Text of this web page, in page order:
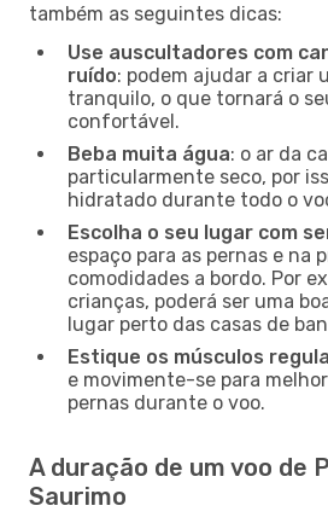
também as seguintes dicas:
Use auscultadores com
ruído: podem ajudar a criar
tranquilo, o que tornará o
confortável.
Beba muita água: o ar da
particularmente seco, por
hidratado durante todo o
Escolha o seu lugar com
espaço para as pernas e na
comodidades a bordo. Por
crianças, poderá ser uma
lugar perto das casas de
Estique os músculos
e movimente-se para
pernas durante o voo.
A duração de um voo de
Saurimo